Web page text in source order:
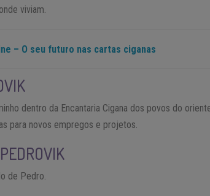
viviam.
– O seu futuro nas cartas ciganas
dentro da Encantaria Cigana dos povos do
para novos empregos e projetos.
de Pedro.